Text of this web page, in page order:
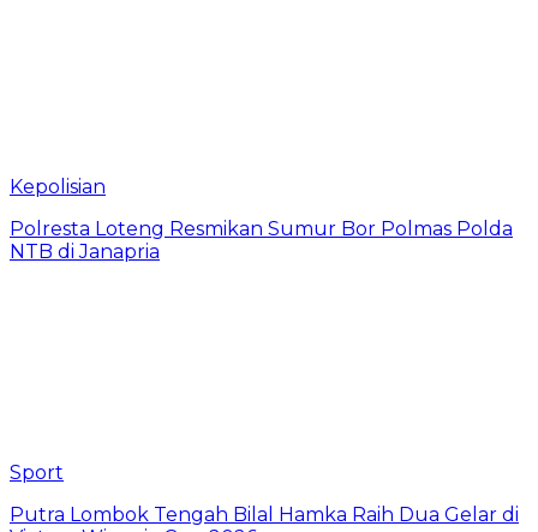
Kepolisian
Polresta Loteng Resmikan Sumur Bor Polmas Polda
NTB di Janapria
Sport
Putra Lombok Tengah Bilal Hamka Raih Dua Gelar di